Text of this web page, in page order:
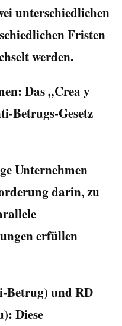
unterschiedlichen
Fristen
werden.
Das „Crea y
Betrugs-Gesetz
Unternehmen
darin, zu
erfüllen
Betrug) und RD
Diese